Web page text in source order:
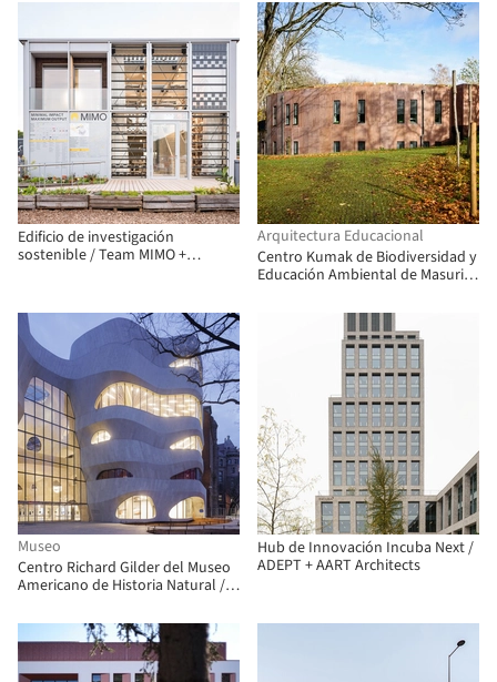
Edificio de investigación
sostenible / Team MIMO +
Arquitectura Educacional
Centro Kumak de Biodiversidad y
Educación Ambiental de Masuria
Museo
Centro Richard Gilder del Museo
Americano de Historia Natural /
Hub de Innovación Incuba Next /
ADEPT + AART Architects